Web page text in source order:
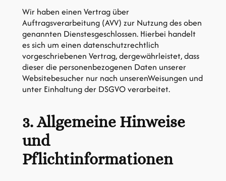
Wir haben einen Vertrag über
Auftragsverarbeitung (AVV) zur Nutzung des oben
genannten Dienstesgeschlossen. Hierbei handelt
es sich um einen datenschutzrechtlich
vorgeschriebenen Vertrag, dergewährleistet, dass
dieser die personenbezogenen Daten unserer
Websitebesucher nur nach unserenWeisungen und
unter Einhaltung der DSGVO verarbeitet.
3. Allgemeine Hinweise
und
Pflichtinformationen